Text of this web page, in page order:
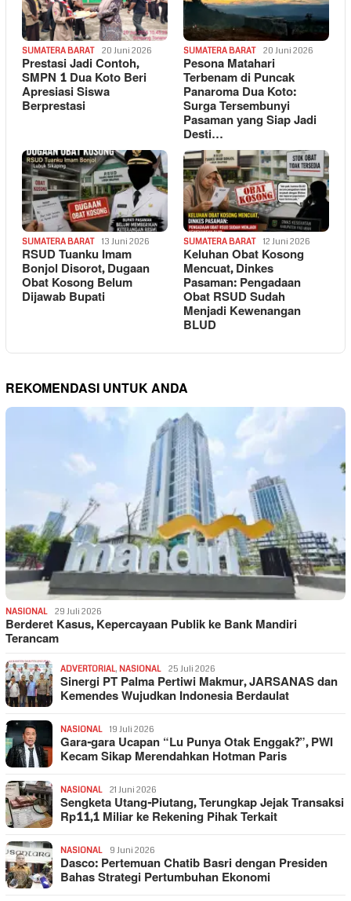
SUMATERA BARAT 20 Juni 2026
Prestasi Jadi Contoh,
SMPN 1 Dua Koto Beri
Apresiasi Siswa
Berprestasi
SUMATERA BARAT 20 Juni 2026
Pesona Matahari
Terbenam di Puncak
Panaroma Dua Koto:
Surga Tersembunyi
Pasaman yang Siap Jadi
Desti…
SUMATERA BARAT 13 Juni 2026
RSUD Tuanku Imam
Bonjol Disorot, Dugaan
Obat Kosong Belum
Dijawab Bupati
SUMATERA BARAT 12 Juni 2026
Keluhan Obat Kosong
Mencuat, Dinkes
Pasaman: Pengadaan
Obat RSUD Sudah
Menjadi Kewenangan
BLUD
REKOMENDASI UNTUK ANDA
NASIONAL 29 Juli 2026
Berderet Kasus, Kepercayaan Publik ke Bank Mandiri
Terancam
ADVERTORIAL, NASIONAL 25 Juli 2026
Sinergi PT Palma Pertiwi Makmur, JARSANAS dan
Kemendes Wujudkan Indonesia Berdaulat
NASIONAL 19 Juli 2026
Gara-gara Ucapan “Lu Punya Otak Enggak?”, PWI
Kecam Sikap Merendahkan Hotman Paris
NASIONAL 21 Juni 2026
Sengketa Utang-Piutang, Terungkap Jejak Transaksi
Rp11,1 Miliar ke Rekening Pihak Terkait
NASIONAL 9 Juni 2026
Dasco: Pertemuan Chatib Basri dengan Presiden
Bahas Strategi Pertumbuhan Ekonomi